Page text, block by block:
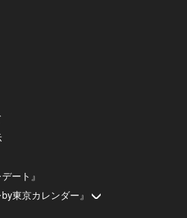
ート』
東京カレンダー』